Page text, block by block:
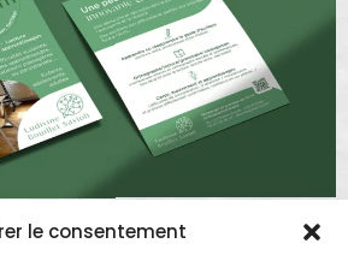
le consentement Maryline Melo